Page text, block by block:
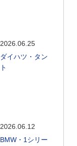
2026.06.25
ダイハツ・タン
ト
2026.06.12
BMW・1シリー